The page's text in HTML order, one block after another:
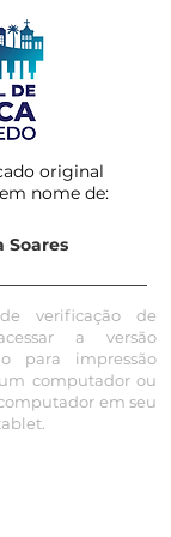
original
nome de:
Soares
verificação de
a versão
para impressão
computador ou
em seu